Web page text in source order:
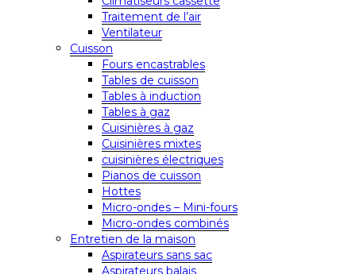
Traitement de l’air
Ventilateur
Cuisson
Fours encastrables
Tables de cuisson
Tables à induction
Tables à gaz
Cuisinières à gaz
Cuisinières mixtes
cuisinières électriques
Pianos de cuisson
Hottes
Micro-ondes – Mini-fours
Micro-ondes combinés
Entretien de la maison
Aspirateurs sans sac
Aspirateurs balais